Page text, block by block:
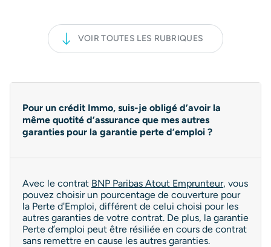
VOIR TOUTES LES RUBRIQUES
Pour un crédit Immo, suis-je obligé d’avoir la
même quotité d’assurance que mes autres
garanties pour la garantie perte d’emploi ?
Avec le contrat BNP Paribas Atout Emprunteur, vous
pouvez choisir un pourcentage de couverture pour
la Perte d'Emploi, différent de celui choisi pour les
autres garanties de votre contrat. De plus, la garantie
Perte d’emploi peut être résiliée en cours de contrat
sans remettre en cause les autres garanties.